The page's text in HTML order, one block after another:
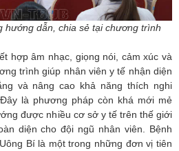
hướng dẫn, chia sẻ tại chương trình
hợp âm nhạc, giọng nói, cảm xúc và
trình giúp nhân viên y tế nhận diện
và nâng cao khả năng thích nghi
là phương pháp còn khá mới mẻ
được nhiều cơ sở y tế trên thế giới
diện cho đội ngũ nhân viên. Bệnh
Bí là một trong những đơn vị tiên